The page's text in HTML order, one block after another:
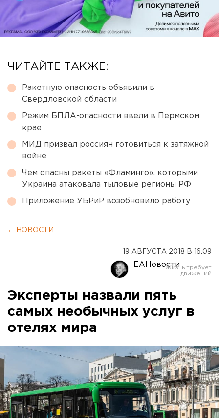
ЧИТАЙТЕ ТАКЖЕ:
Ракетную опасность объявили в
Свердловской области
Режим БПЛА-опасности ввели в Пермском
крае
МИД призвал россиян готовиться к затяжной
войне
Чем опасны ракеты «Фламинго», которыми
Украина атаковала тыловые регионы РФ
Приложение УБРиР возобновило работу
← НОВОСТИ
19 АВГУСТА 2018 В 16:09
ЕАНовости
Эксперты назвали пять
самых необычных услуг в
отелях мира